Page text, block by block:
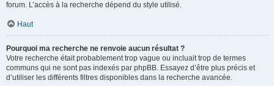
forum. L’accès à la recherche dépend du style utilisé.
Haut
Pourquoi ma recherche ne renvoie aucun résultat ?
Votre recherche était probablement trop vague ou incluait trop de termes
communs qui ne sont pas indexés par phpBB. Essayez d’être plus précis et
d’utiliser les différents filtres disponibles dans la recherche avancée.